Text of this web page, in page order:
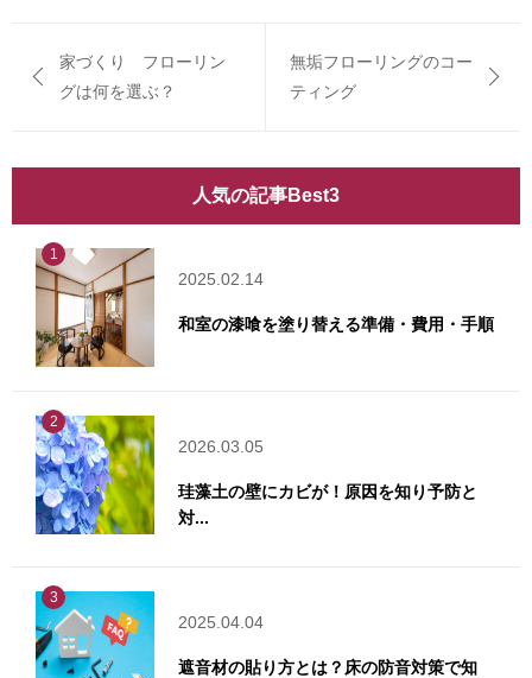
家づくり フローリン
グは何を選ぶ？
無垢フローリングのコー
ティング
人気の記事Best3
1
2025.02.14
和室の漆喰を塗り替える準備・費用・手順
2
2026.03.05
珪藻土の壁にカビが！原因を知り予防と
対...
3
2025.04.04
遮音材の貼り方とは？床の防音対策で知